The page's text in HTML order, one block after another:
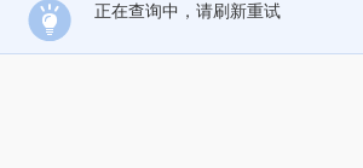
正在查询中，请刷新重试